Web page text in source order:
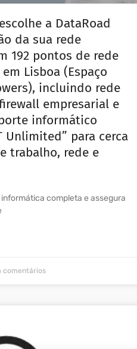
a DataRoad
da sua rede
192 pontos de rede
Lisboa (Espaço
incluindo rede
empresarial e
informático
Unlimited” para cerca
trabalho, rede e
completa e assegura
comentários